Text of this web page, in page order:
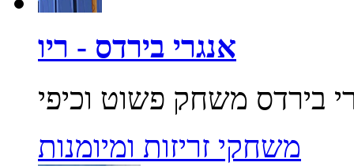
אנגרי בירדס - ריו
משחקי זריזות ומיומנות